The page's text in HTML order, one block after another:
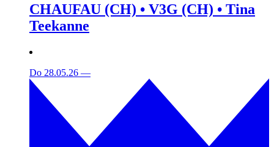
CHAUFAU (CH) • V3G (CH) • Tina
Teekanne
Do 28.05.26 —